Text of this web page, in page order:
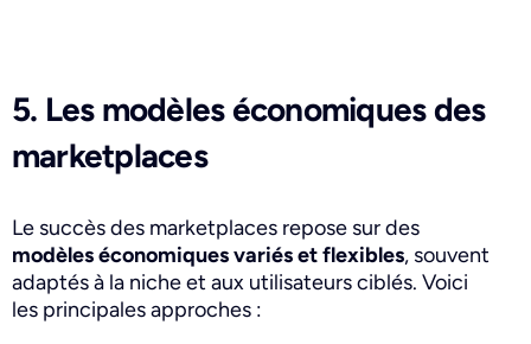
5. Les modèles économiques des
marketplaces
Le succès des marketplaces repose sur des
modèles économiques variés et flexibles, souvent
adaptés à la niche et aux utilisateurs ciblés. Voici
les principales approches :